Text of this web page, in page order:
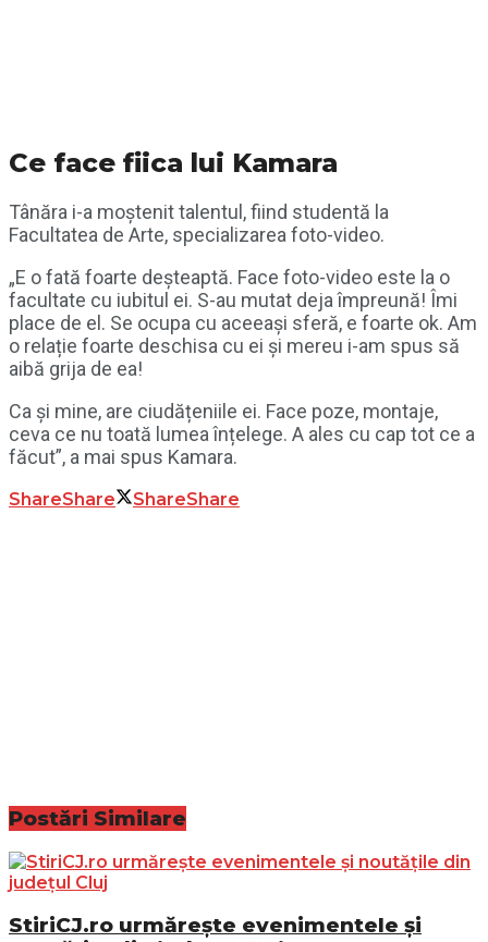
Ce face fiica lui Kamara
Tânăra i-a moștenit talentul, fiind studentă la
Facultatea de Arte, specializarea foto-video.
„E o fată foarte deșteaptă. Face foto-video este la o
facultate cu iubitul ei. S-au mutat deja împreună! Îmi
place de el. Se ocupa cu aceeași sferă, e foarte ok. Am
o relație foarte deschisa cu ei și mereu i-am spus să
aibă grija de ea!
Ca și mine, are ciudățeniile ei. Face poze, montaje,
ceva ce nu toată lumea înțelege. A ales cu cap tot ce a
făcut”, a mai spus Kamara.
ShareShare ShareShare
Postări Similare
StiriCJ.ro urmărește evenimentele și